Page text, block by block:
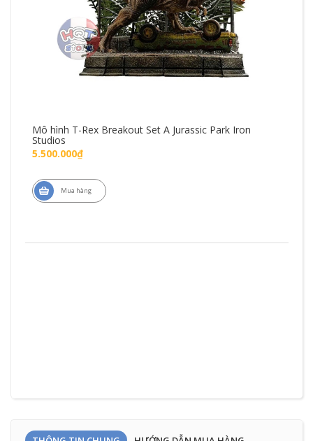
Mô hình T-Rex Breakout Set A Jurassic Park Iron
Studios
5.500.000₫
Mua hàng